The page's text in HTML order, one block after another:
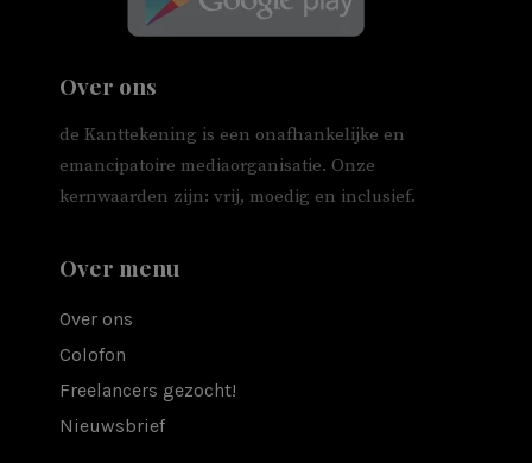
Over ons
de Kanttekening is een onafhankelijke en
emancipatoire mediaorganisatie. Onze
kernwaarden zijn: vrij, moedig en inclusief.
Over menu
Over ons
Colofon
Freelancers gezocht!
Nieuwsbrief